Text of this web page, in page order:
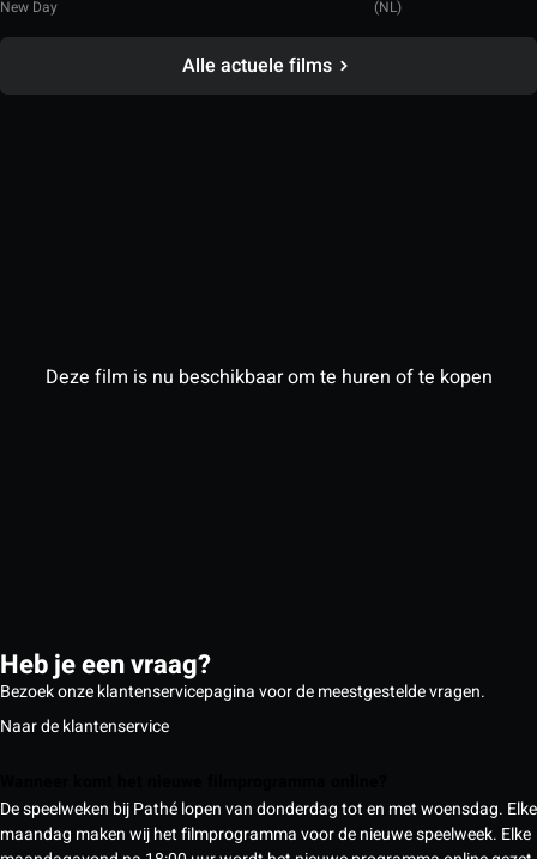
New Day
(NL)
Alle actuele films
Deze film is nu beschikbaar om te huren of te kopen
Heb je een vraag?
Bezoek onze klantenservicepagina voor de meestgestelde vragen.
Naar de klantenservice
De speelweken bij Pathé lopen van donderdag tot en met woensdag. Elke
maandag maken wij het filmprogramma voor de nieuwe speelweek. Elke